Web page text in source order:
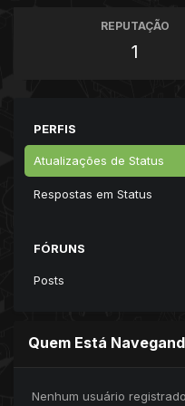
REPUTAÇÃO
1
PERFIS
Atualizações de Status
Respostas em Status
FÓRUNS
Posts
Quem Está
Nenhum usuário